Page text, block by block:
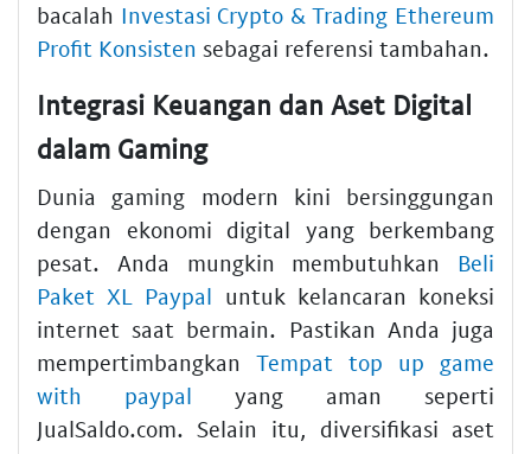
bacalah Investasi Crypto & Trading Ethereum
Profit Konsisten sebagai referensi tambahan.
Integrasi Keuangan dan Aset Digital
dalam Gaming
Dunia gaming modern kini bersinggungan
dengan ekonomi digital yang berkembang
pesat. Anda mungkin membutuhkan Beli
Paket XL Paypal untuk kelancaran koneksi
internet saat bermain. Pastikan Anda juga
mempertimbangkan Tempat top up game
with paypal yang aman seperti
JualSaldo.com. Selain itu, diversifikasi aset